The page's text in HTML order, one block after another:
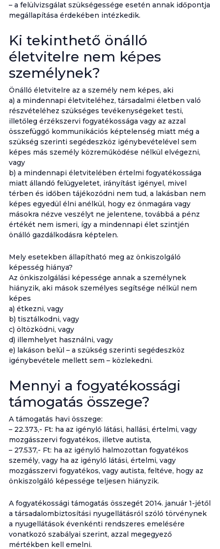
– a felülvizsgálat szükségessége esetén annak időpontja
megállapítása érdekében intézkedik.
Ki tekinthető önálló
életvitelre nem képes
személynek?
Önálló életvitelre az a személy nem képes, aki
a) a mindennapi életviteléhez, társadalmi életben való
részvételéhez szükséges tevékenységeket testi,
illetőleg érzékszervi fogyatékossága vagy az azzal
összefüggő kommunikációs képtelenség miatt még a
szükség szerinti segédeszköz igénybevételével sem
képes más személy közreműködése nélkül elvégezni,
vagy
b) a mindennapi életvitelében értelmi fogyatékossága
miatt állandó felügyeletet, irányítást igényel, mivel
térben és időben tájékozódni nem tud, a lakásban nem
képes egyedül élni anélkül, hogy ez önmagára vagy
másokra nézve veszélyt ne jelentene, továbbá a pénz
értékét nem ismeri, így a mindennapi élet szintjén
önálló gazdálkodásra képtelen.
Mely esetekben állapítható meg az önkiszolgáló
képesség hiánya?
Az önkiszolgálási képessége annak a személynek
hiányzik, aki mások személyes segítsége nélkül nem
képes
a) étkezni, vagy
b) tisztálkodni, vagy
c) öltözködni, vagy
d) illemhelyet használni, vagy
e) lakáson belül – a szükség szerinti segédeszköz
igénybevétele mellett sem – közlekedni.
Mennyi a fogyatékossági
támogatás összege?
A támogatás havi összege:
– 22.373,- Ft: ha az igénylő látási, hallási, értelmi, vagy
mozgásszervi fogyatékos, illetve autista,
– 27.537,- Ft: ha az igénylő halmozottan fogyatékos
személy, vagy ha az igénylő látási, értelmi, vagy
mozgásszervi fogyatékos, vagy autista, feltéve, hogy az
önkiszolgáló képessége teljesen hiányzik.
A fogyatékossági támogatás összegét 2014. január 1-jétől
a társadalombiztosítási nyugellátásról szóló törvénynek
a nyugellátások évenkénti rendszeres emelésére
vonatkozó szabályai szerint, azzal megegyező
mértékben kell emelni.